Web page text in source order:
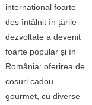
internațional foarte
des întâlnit în țările
dezvoltate a devenit
foarte popular și în
România: oferirea de
cosuri cadou
gourmet, cu diverse